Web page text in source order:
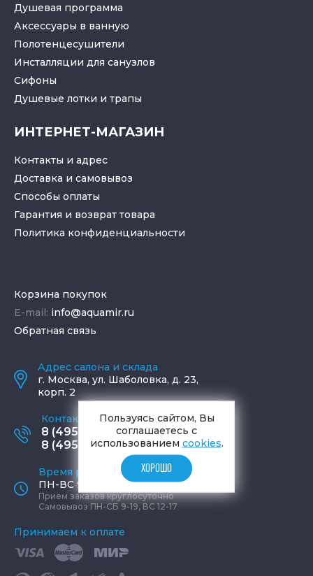
Душевая программа
Аксессуары в ванную
Полотенцесушители
Инсталляции для санузлов
Cифоны
Душевые лотки и трапы
ИНТЕРНЕТ-МАГАЗИН
Контакты и адрес
Доставка и самовывоз
Способы оплаты
Гарантия и возврат товара
Политика конфиденциальности
Корзина покупок
E-mail: info@aquamir.ru
Обратная связь
Адрес салона и склада
г. Москва, ул. Шаболовка, д. 23,
корп. 2
Контактные телефоны
8 (495) 795-77-65
8 (495) 797-11-67
Время работы офиса
ПН-ВС 9:00 - 19:00
Прием заказов круглосуточно
Самовывоз ПН-СБ 9-19, ВС 12-17
Принимаем к оплате
Пользуясь сайтом, Вы
соглашаетесь с
использованием cookies.
ХОРОШО